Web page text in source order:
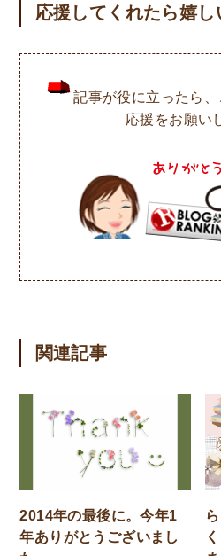
応援してくれたら嬉し
記事が役に立ったら
応援をお願い
関連記事
2014年の最後に。今年1
年ありがとうございまし